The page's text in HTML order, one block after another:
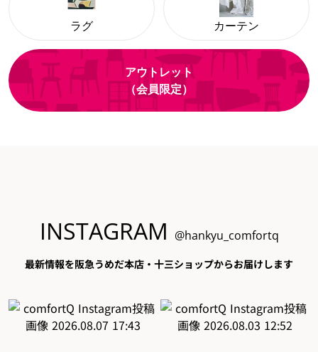
ラグ カーテン
アウトレット
（会員限定）
INSTAGRAM @hankyu_comfortq
最新情報を阪急うめだ本店・十三ショップからお届けします